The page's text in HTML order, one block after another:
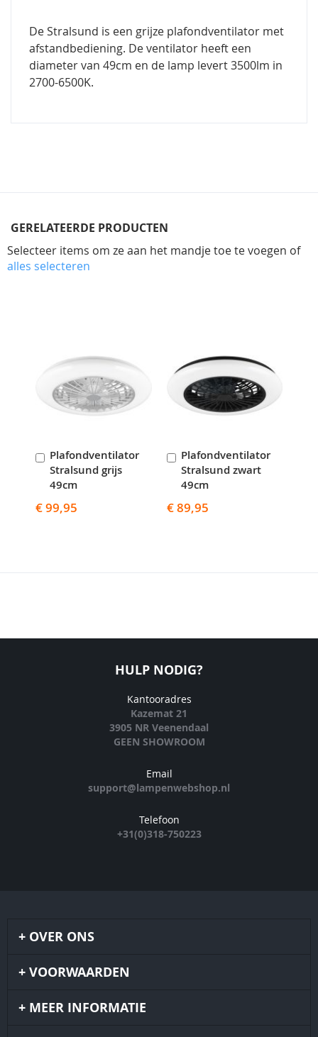
De Stralsund is een grijze plafondventilator met
afstandbediening. De ventilator heeft een
diameter van 49cm en de lamp levert 3500lm in
2700-6500K.
GERELATEERDE PRODUCTEN
Selecteer items om ze aan het mandje toe te voegen of
alles selecteren
Plafondventilator
Stralsund grijs
49cm
€ 99,95
In
Winkelwagen
Plafondventilator
Stralsund zwart
49cm
€ 89,95
In
Winkelwagen
HULP NODIG?
Kantooradres
Kazemat 21
3905 NR Veenendaal
GEEN SHOWROOM
Email
support@lampenwebshop.nl
Telefoon
+31(0)318-750223
OVER ONS
VOORWAARDEN
MEER INFORMATIE